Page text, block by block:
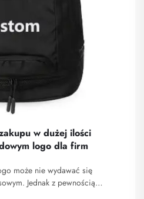
w dużej ilości
logo dla firm
może nie wydawać się
Jednak z pewnością